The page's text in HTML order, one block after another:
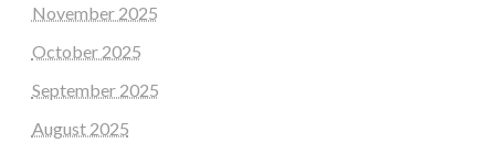
November 2025
October 2025
September 2025
August 2025